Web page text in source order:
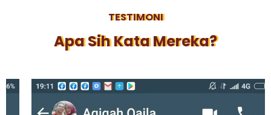
TESTIMONI
Apa Sih Kata Mereka?